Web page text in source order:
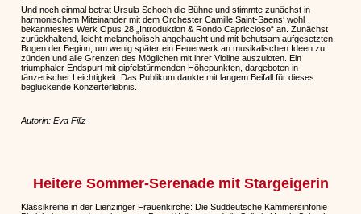
Und noch einmal betrat Ursula Schoch die Bühne und stimmte zunächst in
harmonischem Miteinander mit dem Orchester Camille Saint-Saens‘ wohl
bekanntestes Werk Opus 28 „Introduktion & Rondo Capriccioso“ an. Zunächst
zurückhaltend, leicht melancholisch angehaucht und mit behutsam aufgesetzten
Bogen der Beginn, um wenig später ein Feuerwerk an musikalischen Ideen zu
zünden und alle Grenzen des Möglichen mit ihrer Violine auszuloten. Ein
triumphaler Endspurt mit gipfelstürmenden Höhepunkten, dargeboten in
tänzerischer Leichtigkeit. Das Publikum dankte mit langem Beifall für dieses
beglückende Konzerterlebnis.
Autorin: Eva Filiz
Heitere Sommer-Serenade mit Stargeigerin
Klassikreihe in der Lienzinger Frauenkirche: Die Süddeutsche Kammersinfonie